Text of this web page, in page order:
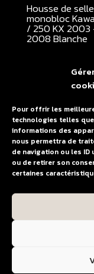
Pour offrir les
technologies telles
informations des
nous permettra de
de navigation ou les
ou de retirer son
certaines
Housse de selle
monobloc
/ 250 KX 2003
2008 Blanche
fourche